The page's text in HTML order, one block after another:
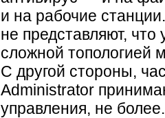
и на рабочие
не представляют,
сложной топологией
С другой стороны,
Administrator
управления, не более.